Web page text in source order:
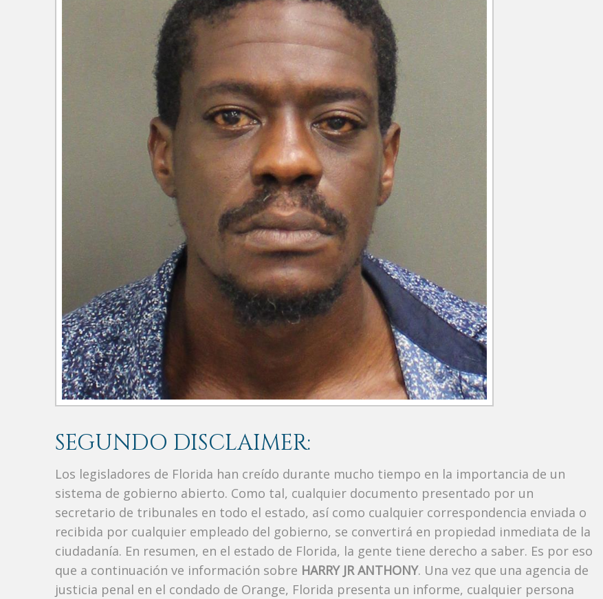
SEGUNDO DISCLAIMER:
Los legisladores de Florida han creído durante mucho tiempo en la importancia de un
sistema de gobierno abierto. Como tal, cualquier documento presentado por un
secretario de tribunales en todo el estado, así como cualquier correspondencia enviada o
recibida por cualquier empleado del gobierno, se convertirá en propiedad inmediata de la
ciudadanía. En resumen, en el estado de Florida, la gente tiene derecho a saber. Es por eso
que a continuación ve información sobre HARRY JR ANTHONY. Una vez que una agencia de
justicia penal en el condado de Orange, Florida presenta un informe, cualquier persona